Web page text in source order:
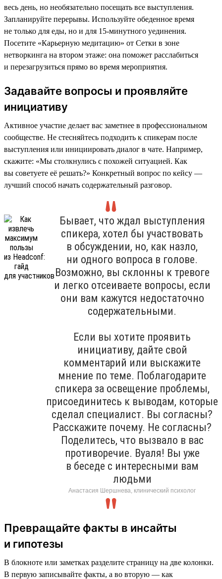
весь день, но необязательно посещать все выступления.
Запланируйте перерывы. Используйте обеденное время
не только для еды, но и для 15-минутного уединения.
Посетите «Карьерную медитацию» от Сетки в зоне
нетворкинга на втором этаже: она поможет расслабиться
и перезагрузиться прямо во время мероприятия.
Задавайте вопросы и проявляйте
инициативу
Активное участие делает вас заметнее в профессиональном
сообществе. Не стесняйтесь подходить к спикерам после
выступления или инициировать диалог в чате. Например,
скажите: «Мы столкнулись с похожей ситуацией. Как
вы советуете её решать?» Конкретный вопрос по кейсу —
лучший способ начать содержательный разговор.
Бывает, что ждал выступления
спикера, хотел бы участвовать
в обсуждении, но, как назло,
ни одного вопроса в голове.
Возможно, вы склонны к тревоге
и легко отсеиваете вопросы, если
они вам кажутся недостаточно
содержательными.
Если вы хотите проявить
инициативу, дайте свой
комментарий или выскажите
мнение по теме. Поблагодарите
спикера за освещение проблемы,
присоединитесь к выводам, которые
сделал специалист. Вы согласны?
Расскажите почему. Не согласны?
Поделитесь, что вызвало в вас
противоречие. Вуаля! Вы уже
в беседе с интересными вам
людьми
Анастасия Шершнева, клинический психолог
Превращайте факты в инсайты
и гипотезы
В блокноте или заметках разделите страницу на две колонки.
В первую записывайте факты, а во вторую — как